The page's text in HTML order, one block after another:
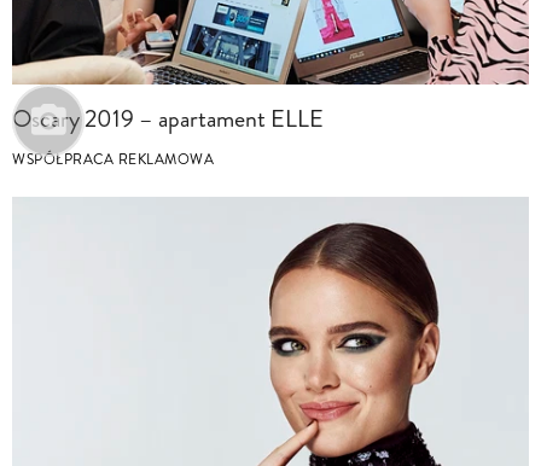
Oscary 2019 – apartament ELLE
WSPÓŁPRACA REKLAMOWA